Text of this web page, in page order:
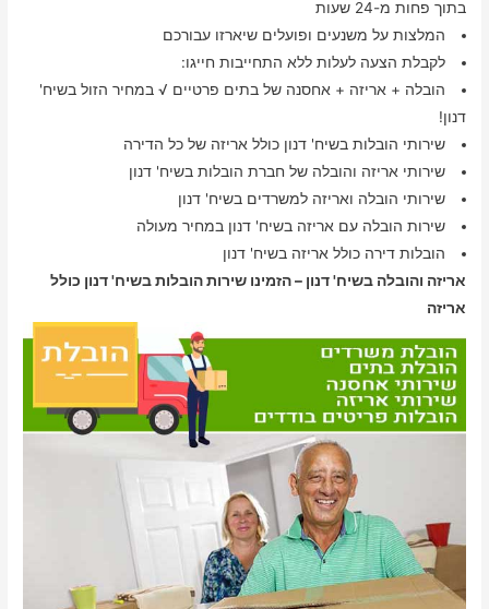
בתוך פחות מ-24 שעות
המלצות על משנעים ופועלים שיארזו עבורכם
לקבלת הצעה לעלות ללא התחייבות חייגו:
הובלה + אריזה + אחסנה של בתים פרטיים √ במחיר הזול בשיח'
דנון!
שירותי הובלות בשיח' דנון כולל אריזה של כל הדירה
שירותי אריזה והובלה של חברת הובלות בשיח' דנון
שירותי הובלה ואריזה למשרדים בשיח' דנון
שירות הובלה עם אריזה בשיח' דנון במחיר מעולה
הובלות דירה כולל אריזה בשיח' דנון
אריזה והובלה בשיח' דנון – הזמינו שירות הובלות בשיח' דנון כולל
אריזה